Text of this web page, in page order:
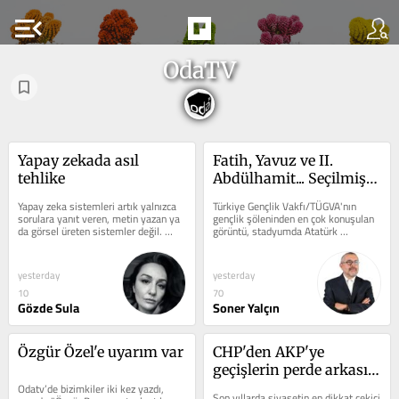
menu_open
OdaTV
Yapay zekada asıl
tehlike
Yapay zeka sistemleri artık yalnızca
sorulara yanıt veren, metin yazan ya
da görsel üreten sistemler değil.
Kendilerine bir hedef verildiğinde...
yesterday
10
Gözde Sula
Fatih, Yavuz ve II.
Abdülhamit... Seçilmiş
hafıza: Geçmişten
bugüne muhafazakâr
sembol inşası
Türkiye Gençlik Vakfı/TÜGVA'nın
gençlik şöleninden en çok konuşulan
görüntü, stadyumda Atatürk
posterinin bulunmaması oldu......
yesterday
70
Soner Yalçın
Özgür Özel'e uyarım var
Odatv’de bizimkiler iki kez yazdı,
CHP'den AKP'ye
geçişlerin perde arkası: